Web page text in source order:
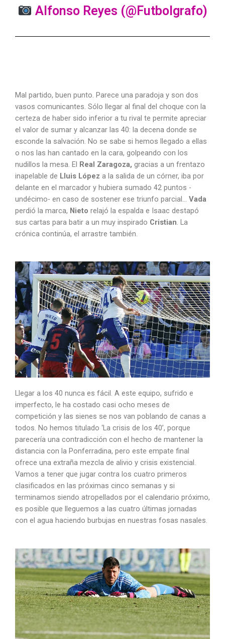
Alfonso Reyes (@Futbolgrafo)
Mal partido, buen punto. Parece una paradoja y son dos
vasos comunicantes. Sólo llegar al final del choque con la
certeza de haber sido inferior a tu rival te permite apreciar
el valor de sumar y alcanzar las 40: la decena donde se
esconde la salvación. No se sabe si hemos llegado a ellas
o nos las han cantado en la cara, golpeando con los
nudillos la mesa. El Real Zaragoza, gracias a un frentazo
inapelable de Lluis López a la salida de un córner, iba por
delante en el marcador y hubiera sumado 42 puntos -
undécimo- en caso de sostener ese triunfo parcial… Vada
perdió la marca, Nieto relajó la espalda e Isaac destapó
sus cartas para batir a un muy inspirado Cristian. La
crónica continúa, el arrastre también.
Llegar a los 40 nunca es fácil. A este equipo, sufrido e
imperfecto, le ha costado casi ocho meses de
competición y las sienes se nos van poblando de canas a
todos. No hemos titulado ‘La crisis de los 40’, porque
parecería una contradicción con el hecho de mantener la
distancia con la Ponferradina, pero este empate final
ofrece una extraña mezcla de alivio y crisis existencial.
Vamos a tener que jugar contra los cuatro primeros
clasificados en las próximas cinco semanas y si
terminamos siendo atropellados por el calendario próximo,
es posible que lleguemos a las cuatro últimas jornadas
con el agua haciendo burbujas en nuestras fosas nasales.